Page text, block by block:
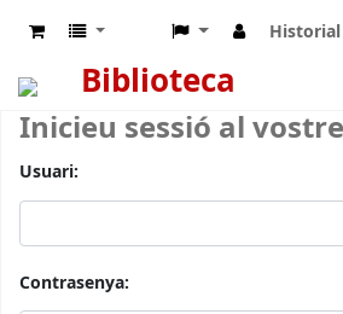
Biblioteca
Inicieu sessió al
Usuari:
Contrasenya: